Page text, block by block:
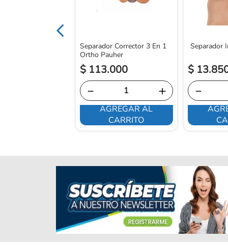
Separador Corrector 3 En 1
Ortho Pauher
$ 113.000
＋
－
AGREGAR AL
CARRITO
Separador
$ 13.
－